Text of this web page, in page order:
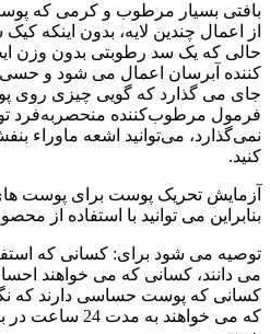
بافتی بسیار مرطوب و کرمی که
از اعمال چندین لایه، بدون اینکه
حالی که یک سد رطوبتی بدون وزن
کننده آبرسان اعمال می شود و حسی
جای می گذارد که گویی چیزی روی
فرمول مرطوب‌کننده منحصربه‌فرد
کنید.
آزمایش تحریک پوست برای پوست
بنابراین می توانید با استفاده از
توصیه می شود برای: کسانی که
می دانند، کسانی که می خواهند
کسانی که پوست حساسی دارند که
که می خواهند به